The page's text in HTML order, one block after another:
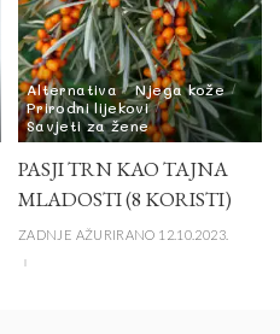
Alternativa
Njega kože
Prirodni lijekovi
Savjeti za žene
PASJI TRN KAO TAJNA
MLADOSTI (8 KORISTI)
ZADNJE AŽURIRANO 12.10.2023.